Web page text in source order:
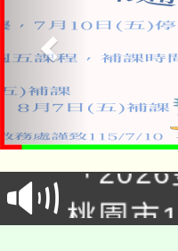
公告本
代理(
「2026
車」活
桃園市